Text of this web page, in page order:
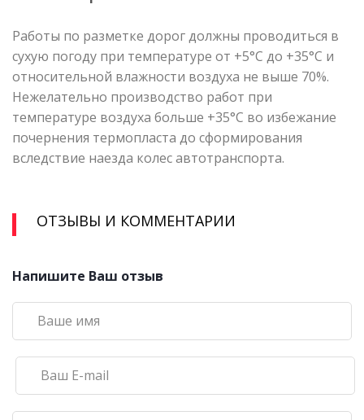
Работы по разметке дорог должны проводиться в
сухую погоду при температуре от +5°С до +35°С и
относительной влажности воздуха не выше 70%.
Нежелательно производство работ при
температуре воздуха больше +35°С во избежание
почернения термопласта до сформирования
вследствие наезда колес автотранспорта.
ОТЗЫВЫ И КОММЕНТАРИИ
Напишите Ваш отзыв